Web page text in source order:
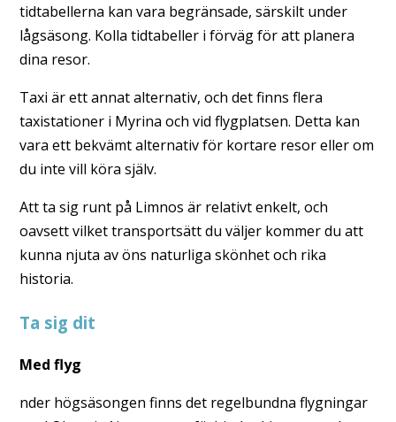
tidtabellerna kan vara begränsade, särskilt under
lågsäsong. Kolla tidtabeller i förväg för att planera
dina resor.
Taxi är ett annat alternativ, och det finns flera
taxistationer i Myrina och vid flygplatsen. Detta kan
vara ett bekvämt alternativ för kortare resor eller om
du inte vill köra själv.
Att ta sig runt på Limnos är relativt enkelt, och
oavsett vilket transportsätt du väljer kommer du att
kunna njuta av öns naturliga skönhet och rika
historia.
Ta sig dit
Med flyg
nder högsäsongen finns det regelbundna flygningar